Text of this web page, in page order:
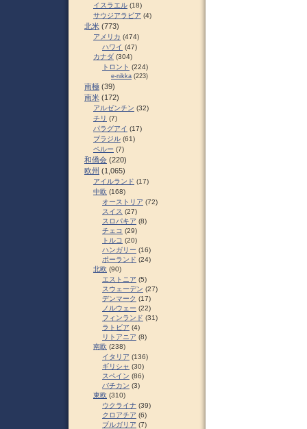
イスラエル (18)
サウジアラビア (4)
北米 (773)
アメリカ (474)
ハワイ (47)
カナダ (304)
トロント (224)
e-nikka (223)
南極 (39)
南米 (172)
アルゼンチン (32)
チリ (7)
パラグアイ (17)
ブラジル (61)
ペルー (7)
和僑会 (220)
欧州 (1,065)
アイルランド (17)
中欧 (168)
オーストリア (72)
スイス (27)
スロパキア (8)
チェコ (29)
トルコ (20)
ハンガリー (16)
ポーランド (24)
北欧 (90)
エストニア (5)
スウェーデン (27)
デンマーク (17)
ノルウェー (22)
フィンランド (31)
ラトビア (4)
リトアニア (8)
南欧 (238)
イタリア (136)
ギリシャ (30)
スペイン (86)
バチカン (3)
東欧 (310)
ウクライナ (39)
クロアチア (6)
ブルガリア (7)